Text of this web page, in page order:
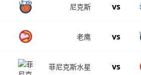
尼克斯 vs
老鹰 vs
菲尼克斯水星 vs